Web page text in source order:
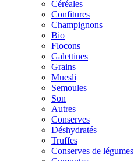
Céréales
Confitures
Champignons
Bio
Flocons
Galettines
Grains
Muesli
Semoules
Son
Autres
Conserves
Déshydratés
Truffes
Conserves de légumes